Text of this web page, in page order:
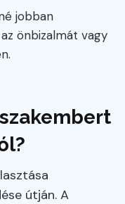
jobban
önbizalmát vagy
útján. A